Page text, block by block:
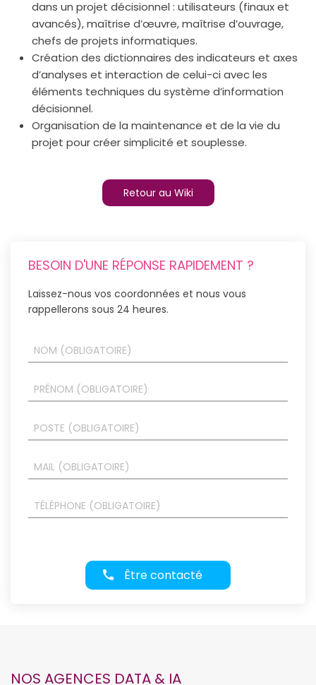
dans un projet décisionnel : utilisateurs (finaux et
avancés), maîtrise d’œuvre, maîtrise d’ouvrage,
chefs de projets informatiques.
Création des dictionnaires des indicateurs et axes
d’analyses et interaction de celui-ci avec les
éléments techniques du système d’information
décisionnel.
Organisation de la maintenance et de la vie du
projet pour créer simplicité et souplesse.
Retour au Wiki
BESOIN D'UNE RÉPONSE RAPIDEMENT ?
Laissez-nous vos coordonnées et nous vous
rappellerons sous 24 heures.
Être contacté
NOS AGENCES DATA & IA